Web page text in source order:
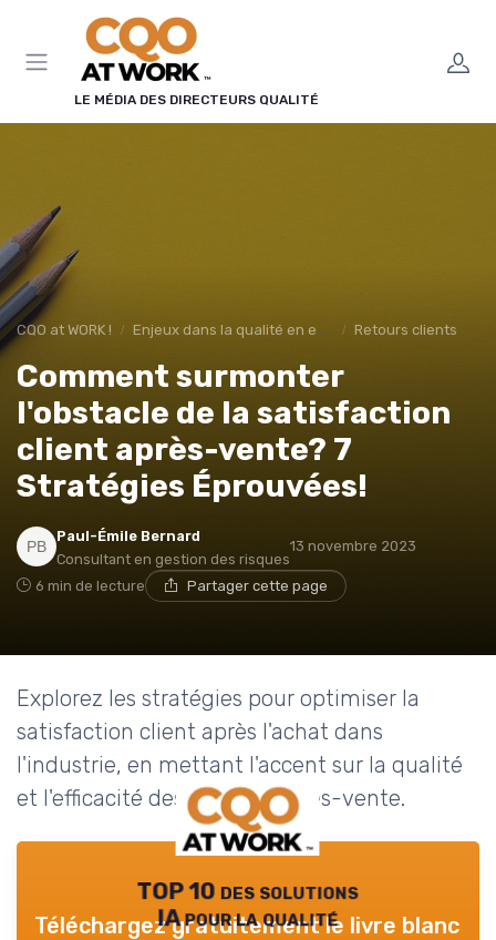
LE MÉDIA DES DIRECTEURS QUALITÉ
CQO at WORK ! Enjeux dans la qualité en entreprise Retours clients
Comment surmonter
l'obstacle de la satisfaction
client après-vente? 7
Stratégies Éprouvées!
Paul-Émile Bernard
Consultant en gestion des risques
13 novembre 2023
6 min de lecture Partager cette page
Explorez les stratégies pour optimiser la
satisfaction client après l'achat dans
l'industrie, en mettant l'accent sur la qualité
et l'efficacité des services après-vente.
TOP 10 des solutions
IA pour la qualité
Téléchargez gratuitement le livre blanc
Panneau de gestion des cookies